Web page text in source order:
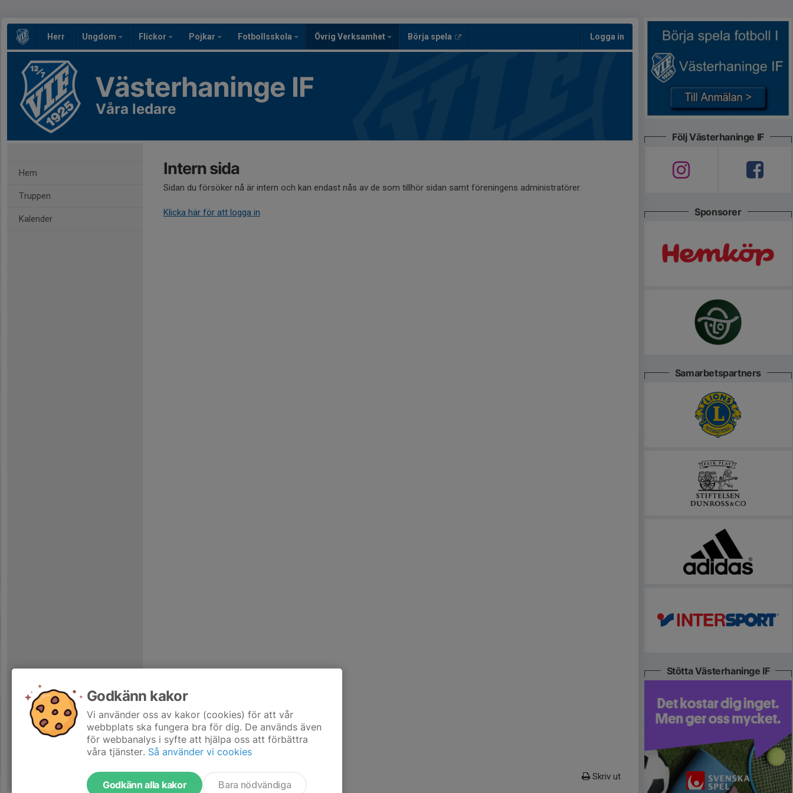
Herr Ungdom Flickor Pojkar Fotbollsskola Övrig Verksamhet Börja spela Logga in
Västerhaninge IF
Våra ledare
Hem
Truppen
Kalender
Intern sida
Sidan du försöker nå är intern och kan endast nås av de som tillhör sidan samt föreningens administratörer.
Klicka här för att logga in
Skriv ut
Följ Västerhaninge IF
Sponsorer
Samarbetspartners
Stötta Västerhaninge IF
Godkänn kakor
Vi använder oss av kakor (cookies) för att vår
webbplats ska fungera bra för dig. De används även
för webbanalys i syfte att hjälpa oss att förbättra
våra tjänster. Så använder vi cookies
Godkänn alla kakor Bara nödvändiga